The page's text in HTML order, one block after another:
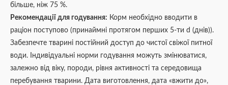
більше, ніж 75 %.
Рекомендації для годування: Корм необхідно вводити в
раціон поступово (принаймні протягом перших 5-ти d (днів)).
Забезпечте тварині постійний доступ до чистої свіжої питної
води. Індивідуальні норми годування можуть змінюватися,
залежно від віку, породи, рівня активності та середовища
перебування тварини. Дата виготовлення, дата «вжити до»,